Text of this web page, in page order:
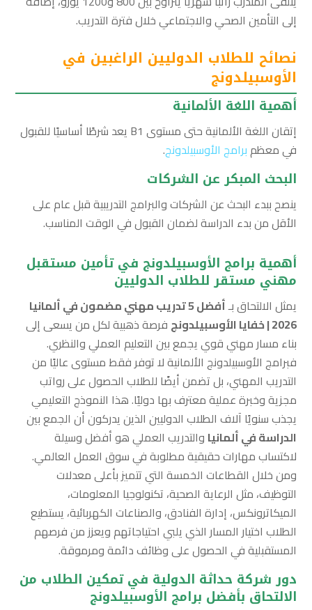
إلى التأمين الصحي والاجتماعي خلال فترة التدريب.
نصائح للطلاب الدوليين الراغبين في
الأوسبيلدونج
أهمية اللغة الألمانية
إتقان اللغة الألمانية حتى مستوى B1 يعد شرطًا أساسيًا للقبول
في معظم برامج الأوسبيلدونج.
البحث المبكر عن الشركات
ينصح ببدء البحث عن الشركات والبرامج التدريبية قبل عام على
الأقل من بدء الدراسة لضمان القبول في الوقت المناسب.
أهمية برامج الأوسبيلدونج في تأمين مستقبل
مهني مستقر للطلاب الدوليين
يمثل الالتحاق بـ
أفضل 5 تدريب مهني مضمون في ألمانيا
2026 | خفايا الأوسبيلدونج
فرصة ذهبية لكل من يسعى إلى
بناء مسار مهني قوي يجمع بين التعليم العملي والنظري.
فبرامج الأوسبيلدونج الألمانية لا توفر فقط مستوى عاليًا من
التدريب المهني، بل تضمن أيضًا للطلاب الحصول على رواتب
مجزية وخبرة عملية معترف بها دوليًا. هذا النموذج التعليمي
يجذب سنويًا آلاف الطلاب الدوليين الذين يدركون أن الجمع بين
الدراسة في ألمانيا والتدريب العملي هو أفضل وسيلة
لاكتساب مهارات حقيقية مطلوبة في سوق العمل العالمي.
ومن خلال القطاعات الخمسة التي تتميز بأعلى معدلات
التوظيف، مثل الرعاية الصحية، تكنولوجيا المعلومات،
الميكاترونكس، إدارة الفنادق، والصناعات الكهربائية، يستطيع
الطلاب اختيار المسار الذي يلبي احتياجاتهم ويعزز من فرصهم
المستقبلية في الحصول على وظائف دائمة ومرموقة.
دور شركة حداثة الدولية في تمكين الطلاب من
الالتحاق بأفضل برامج الأوسبيلدونج